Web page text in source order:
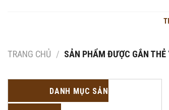
TRANG CHỦ / SẢN PHẨM ĐƯỢC GẮN THẺ
DANH MỤC SẢN